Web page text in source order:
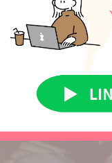
学の実現に向けた、
けするための情報提